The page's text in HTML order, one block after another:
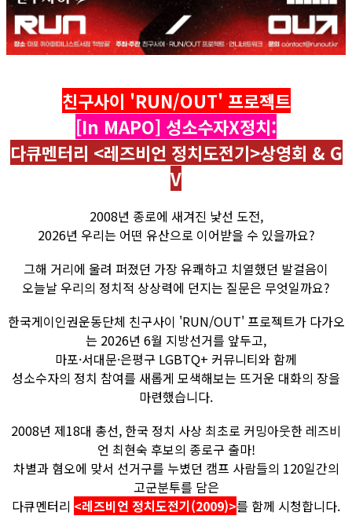
친구사이 'RUN/OUT' 프로젝트
[In MAPO] 성소수자X정치:
다큐멘터리 <레즈비언 정치도전기>상영회 & G
V
2008년 종로에 새겨진 낯선 도전,
2026년 우리는 어떤 유산으로 이어받을 수 있을까요?
그해 거리에 울려 퍼졌던 가장 유쾌하고 치열했던 발걸음이
오늘날 우리의 정치적 상상력에 던지는 질문은 무엇일까요?
한국게이인권운동단체 친구사이 'RUN/OUT' 프로젝트가 다가오
는 2026년 6월 지방선거를 앞두고,
마포·서대문·은평구 LGBTQ+ 커뮤니티와 함께
성소수자의 정치 참여를 새롭게 모색해보는 뜨거운 대화의 장을
마련했습니다.
2008년 제18대 총선, 한국 정치 사상 최초로 커밍아웃한 레즈비
언 최현숙 후보의 종로구 출마!
차별과 혐오에 맞서 선거구를 누볐던 캠프 사람들의 120일간의
고군분투를 담은
다큐멘터리 <레즈비언 정치도전기(2009)>를 함께 시청합니다.